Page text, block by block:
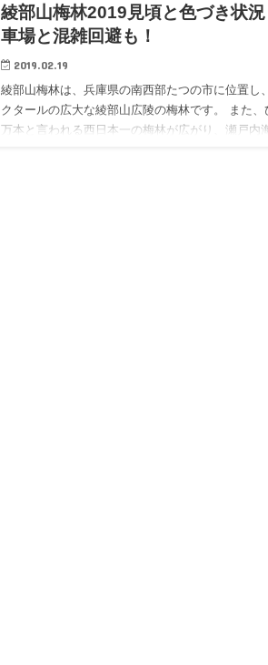
綾部山梅林2019見頃と色づき状
車場と混雑回避も！
2019.02.19
綾部山梅林は、兵庫県の南西部たつの市に位置し
クタールの広大な綾部山広陵の梅林です。 また、
万本と言われる西日本一の梅林が広がり、瀬戸内